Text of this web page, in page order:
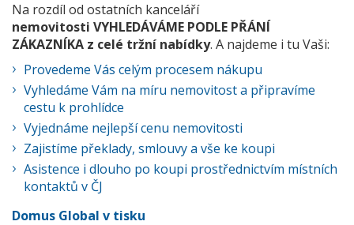
Na rozdíl od ostatních kanceláří
nemovitosti VYHLEDÁVÁME PODLE PŘÁNÍ
ZÁKAZNÍKA z celé tržní nabídky. A najdeme i tu Vaši:
Provedeme Vás celým procesem nákupu
Vyhledáme Vám na míru nemovitost a připravíme
cestu k prohlídce
Vyjednáme nejlepší cenu nemovitosti
Zajistíme překlady, smlouvy a vše ke koupi
Asistence i dlouho po koupi prostřednictvím místních
kontaktů v ČJ
Domus Global v tisku